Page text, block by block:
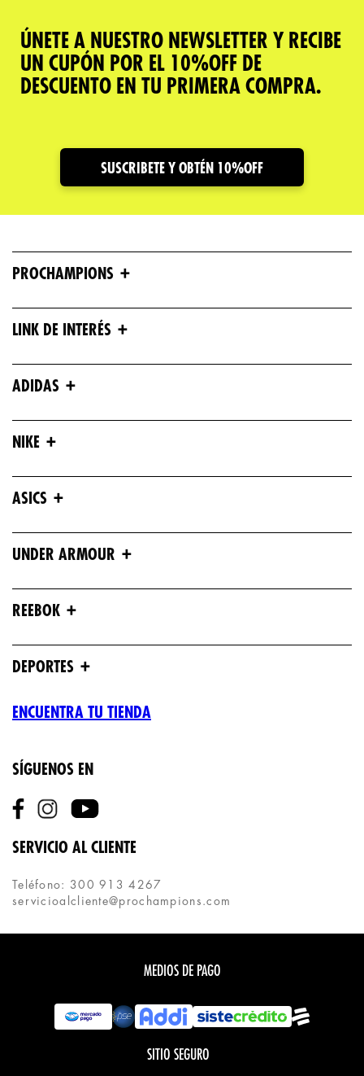
ÚNETE A NUESTRO NEWSLETTER Y RECIBE
UN CUPÓN POR EL 10%OFF DE
DESCUENTO EN TU PRIMERA COMPRA.
SUSCRIBETE Y OBTÉN 10%OFF
PROCHAMPIONS +
LINK DE INTERÉS +
ADIDAS +
NIKE +
ASICS +
UNDER ARMOUR +
REEBOK +
DEPORTES +
ENCUENTRA TU TIENDA
SÍGUENOS EN
SERVICIO AL CLIENTE
Teléfono: 300 913 4267
servicioalcliente@prochampions.com
MEDIOS DE PAGO
SITIO SEGURO